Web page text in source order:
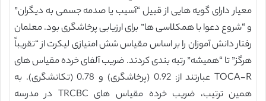
معیار دارای گویه هایی از قبیل “آسیب یا صدمه جسمی به دیگران”
و “شروع دعوا با همکلاسی ها” برای ارزیابی پرخاشگری بود. معلمان
رفتار دانش آموزان را بر اساس مقیاس شش امتیازی لیکرت از “تقریباً
هرگز” تا “همیشه” رتبه بندی کردند. ضریب آلفای خرده مقیاس های
TOCA-R عبارتند از: 0.92 (پرخاشگری) و 0.78 (تکانشگری). به
همین ترتیب، ضریب خرده مقیاس های TRCBC در مدرسه